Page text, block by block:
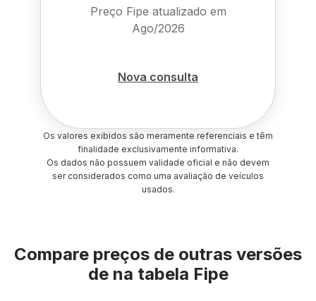
Preço Fipe atualizado em
Ago/2026
Nova consulta
Os valores exibidos são meramente referenciais e têm
finalidade exclusivamente informativa.
Os dados não possuem validade oficial e não devem
ser considerados como uma avaliação de veículos
usados.
Compare preços de outras versões
de na tabela Fipe